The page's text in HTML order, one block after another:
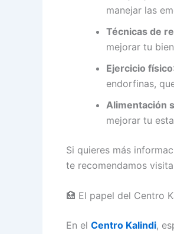
manejar las
Técnicas de
mejorar tu
Ejercicio físico
endorfinas,
Alimentación
mejorar tu
Si quieres más
te recomendamos
🏥 El papel del Centro
En el Centro Kalindi,